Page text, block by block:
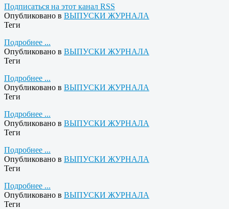
Подписаться на этот канал RSS
Опубликовано в ВЫПУСКИ ЖУРНАЛА
Теги
Подробнее ...
Опубликовано в ВЫПУСКИ ЖУРНАЛА
Теги
Подробнее ...
Опубликовано в ВЫПУСКИ ЖУРНАЛА
Теги
Подробнее ...
Опубликовано в ВЫПУСКИ ЖУРНАЛА
Теги
Подробнее ...
Опубликовано в ВЫПУСКИ ЖУРНАЛА
Теги
Подробнее ...
Опубликовано в ВЫПУСКИ ЖУРНАЛА
Теги